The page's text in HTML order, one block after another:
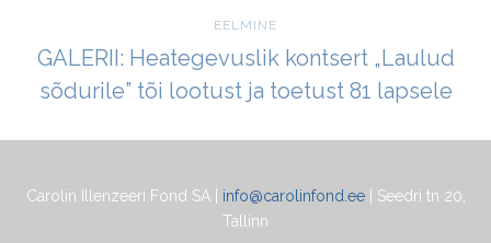
EELMINE
GALERII: Heategevuslik kontsert „Laulud
sõdurile” tõi lootust ja toetust 81 lapsele
Carolin Illenzeeri Fond SA | info@carolinfond.ee| Seedri tn 20,
Tallinn